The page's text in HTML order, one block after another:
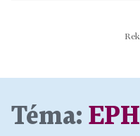
Téma: EPH